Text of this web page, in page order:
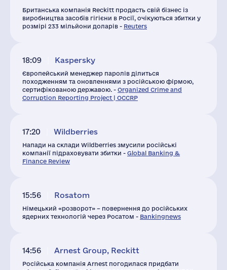
Британська компанія Reckitt продасть свій бізнес із
виробництва засобів гігієни в Росії, очікуються збитки у
розмірі 233 мільйони доларів - Reuters
18:09 Kaspersky
Європейський менеджер паролів ділиться
походженням та оновленнями з російською фірмою,
сертифікованою державою. - Organized Crime and
Corruption Reporting Project | OCCRP
17:20 Wildberries
Напади на склади Wildberries змусили російські
компанії підраховувати збитки - Global Banking &
Finance Review
15:56 Rosatom
Німецький «розворот» – повернення до російських
ядерних технологій через Росатом - Bankingnews
14:56 Arnest Group, Reckitt
Російська компанія Arnest погодилася придбати